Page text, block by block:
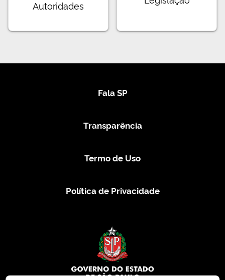
Autoridades
Fala SP
Transparência
Termo de Uso
Política de Privacidade